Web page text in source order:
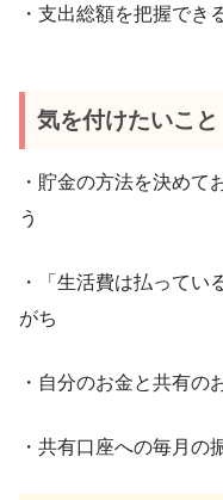
・支出総額を把握でき
気を付けたいこと
・貯金の方法を決めて
う
・「生活費は払ってい
がち
・自分のお金と共有の
・共有口座への毎月の